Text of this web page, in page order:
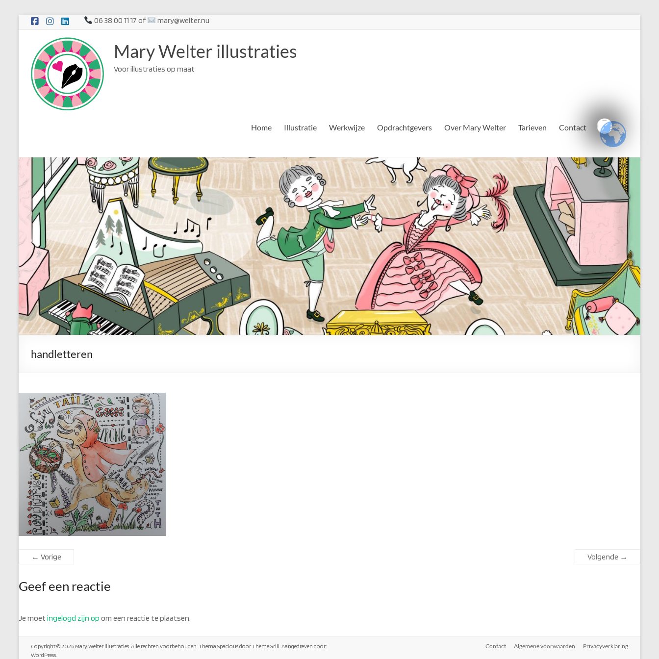
naar
inhoud
06 38 00 11 17 of mary@welter.nu
Mary Welter illustraties
Voor illustraties op maat
Home Illustratie Werkwijze Opdrachtgevers Over Mary Welter Tarieven Contact
handletteren
← Vorige Volgende →
Geef een reactie
Je moet ingelogd zijn op om een reactie te plaatsen.
Copyright © 2026 Mary Welter illustraties . Alle rechten voorbehouden. Thema Spaciousdoor ThemeGrill. Aangedreven door:
WordPress
Contact Algemene voorwaarden Privacyverklaring